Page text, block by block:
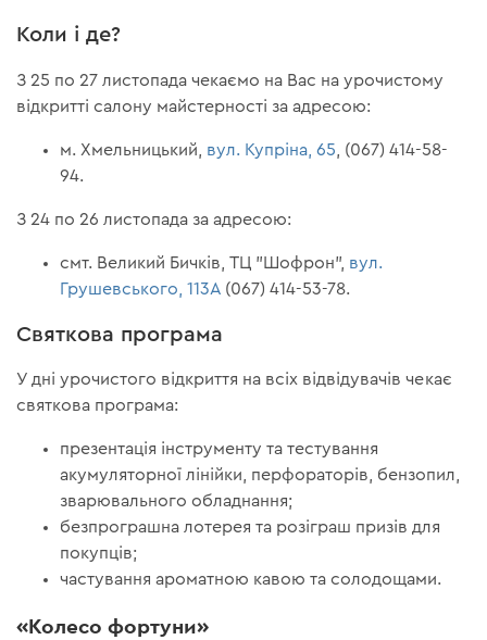
Коли і де?
З 25 по 27 листопада чекаємо на Вас на урочистому
відкритті салону майстерності за адресою:
м. Хмельницький, вул. Купріна, 65 , (067) 414-58-
94.
З 24 по 26 листопада за адресою:
смт. Великий Бичків, ТЦ "Шофрон", вул.
Грушевського, 113А (067) 414-53-78.
Святкова програма
У дні урочистого відкриття на всіх відвідувачів чекає
святкова програма:
презентація інструменту та тестування
акумуляторної лінійки, перфораторів, бензопил,
зварювального обладнання;
безпрограшна лотерея та розіграш призів для
покупців;
частування ароматною кавою та солодощами.
«Колесо фортуни»